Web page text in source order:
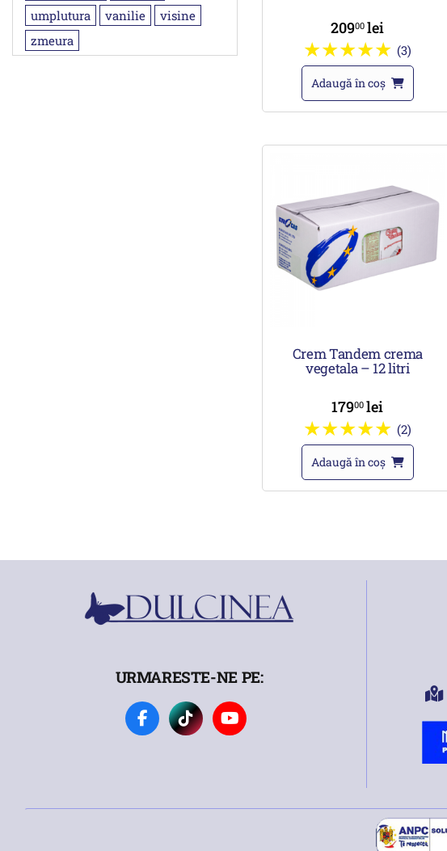
umplutura
vanilie
visine
zmeura
20900lei
(3)
Adaugă în coș
Crem Tandem crema
vegetala – 12 litri
17900lei
(2)
Adaugă în coș
URMARESTE-NE PE: